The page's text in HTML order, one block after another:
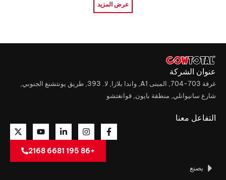
عرض المزيد
عنوان الشركة
غرفة 703-704, المبنى A1, واندا بلازا, لا. 393, طريق يونتشنغ الجنوبي,
شارع سانيوانلي, منطقة بايون, قوانغتشو
التفاعل معنا
+86 195 6681 2168
يصنع